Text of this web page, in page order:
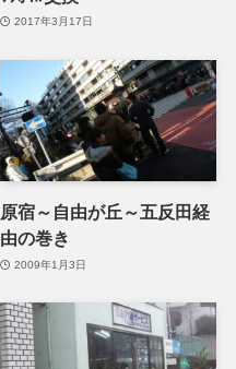
2017年3月17日
原宿～自由が丘～五反田経
由の巻き
2009年1月3日